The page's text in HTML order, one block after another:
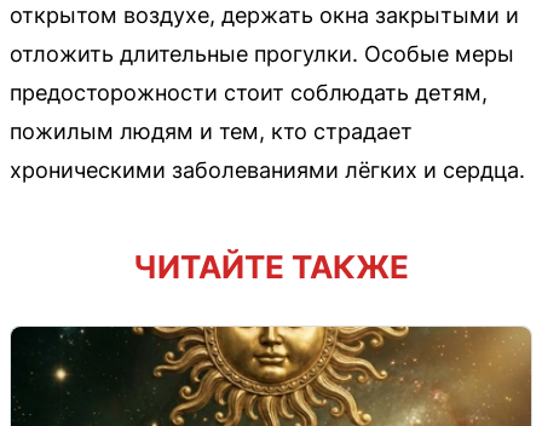
открытом воздухе, держать окна закрытыми и
отложить длительные прогулки. Особые меры
предосторожности стоит соблюдать детям,
пожилым людям и тем, кто страдает
хроническими заболеваниями лёгких и сердца.
ЧИТАЙТЕ ТАКЖЕ